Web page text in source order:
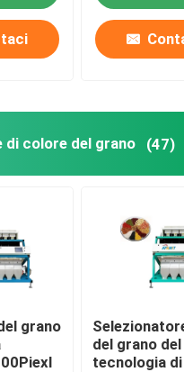
di colore del tè
di colore di cereale
di colore del grano (47)
grano
del grano
tecnologia